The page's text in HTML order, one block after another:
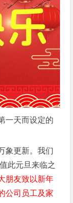
一天而设定的
象更新。我们
此元旦来临之
朋友致以新年
公司员工及家